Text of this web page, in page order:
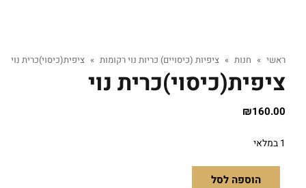
ראשי » חנות » ציפיות (כיסויים) כריות נוי רקומות » ציפית(כיסוי)כרית נוי
ציפית(כיסוי)כרית נוי
₪160.00
1 במלאי
הוספה לסל